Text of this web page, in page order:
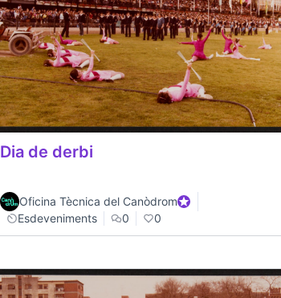
Dia de derbi
Oficina Tècnica del CanòdromOfficial participant
Esdeveniments
0 0